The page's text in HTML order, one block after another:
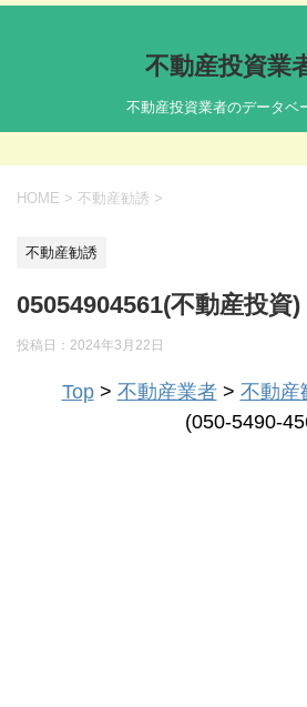
不動産投資業
不動産投資業者のデータベ
HOME > 不動産勧誘 >
不動産勧誘
05054904561(不動産投資)
投稿日： 2024年3月22日
Top> 不動産業者> 不動産
(050-5490-